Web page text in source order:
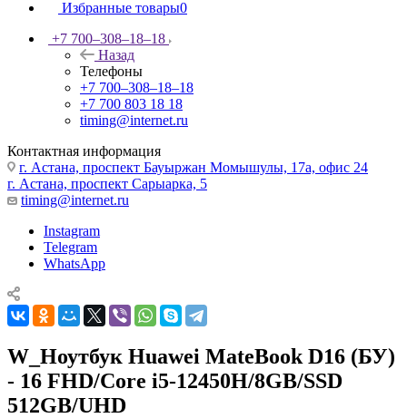
Избранные товары0
+7 700‒308‒18‒18
Назад
Телефоны
+7 700‒308‒18‒18
+7 700 803 18 18
timing@internet.ru
Контактная информация
г. Астана, проспект Бауыржан Момышулы, 17а, офис 24
г. Астана, проспект Сарыарка, 5
timing@internet.ru
Instagram
Telegram
WhatsApp
W_Ноутбук Huawei MateBook D16 (БУ)
- 16 FHD/Core i5-12450H/8GB/SSD
512GB/UHD